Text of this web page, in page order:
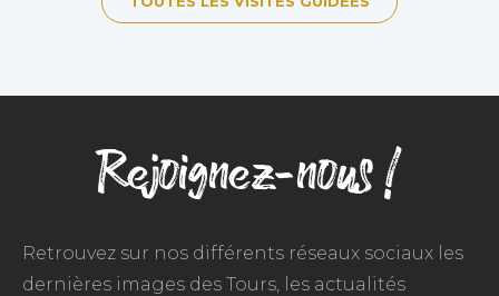
Rejoignez-nous !
Retrouvez sur nos différents réseaux sociaux les
dernières images des Tours, les actualités